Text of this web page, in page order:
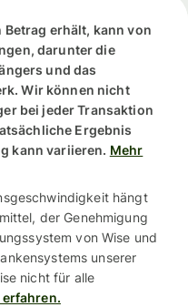
Betrag erhält, kann von
darunter die
und das
Wir können nicht
bei jeder Transaktion
Ergebnis
kann variieren. Mehr
hängt
der Genehmigung
von Wise und
unserer
nicht für alle
erfahren.